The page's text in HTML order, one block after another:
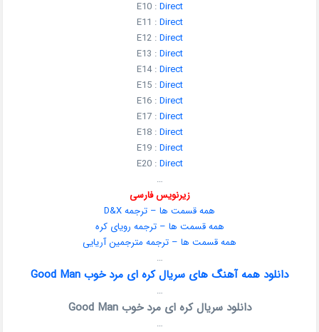
E10 :Direct
E11 :Direct
E12 :Direct
E13 :Direct
E14 :Direct
E15 :Direct
E16 :Direct
E17 :Direct
E18 :Direct
E19 :Direct
E20 :Direct
…
زیرنویس فارسی
همه قسمت ها – ترجمه D&X
همه قسمت ها – ترجمه رویای کره
همه قسمت ها – ترجمه مترجمین آریایی
…
دانلود همه آهنگ های سریال کره ای مرد خوب Good Man
…
دانلود سریال کره ای مرد خوب Good Man
…